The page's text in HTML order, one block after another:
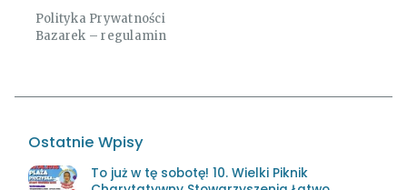
Polityka Prywatności
Bazarek – regulamin
Ostatnie Wpisy
To już w tę sobotę! 10. Wielki Piknik